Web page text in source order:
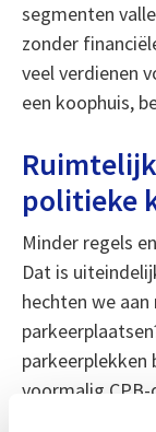
segmenten
zonder
veel verdienen
een koophuis,
politieke
Minder regels
Dat is
hechten we
parkeerplekken
voormalig